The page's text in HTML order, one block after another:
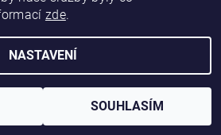
Vytvořil Shoptet
zde.
NASTAVENÍ
SOUHLASÍM